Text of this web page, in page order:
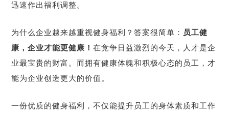
迅速作出福利调整。
为什么企业越来越重视健身福利？答案很简单： 员工健
康，企业才能更健康！ 在竞争日益激烈的今天，人才是企
业最宝贵的财富。而拥有健康体魄和积极心态的员工，才
能为企业创造更大的价值。
一份优质的健身福利，不仅能提升员工的身体素质和工作